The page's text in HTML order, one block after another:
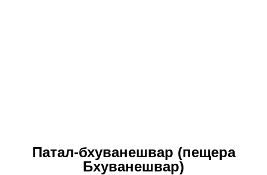
Патал-бхуванешвар (пещера
Бхуванешвар)